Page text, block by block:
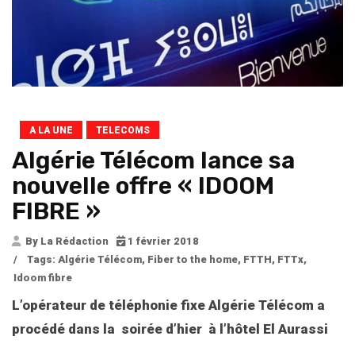
A LA UNE TELECOMS
Algérie Télécom lance sa
nouvelle offre « IDOOM
FIBRE »
By La Rédaction
1 février 2018
/
Tags: Algérie Télécom, Fiber to the home, FTTH, FTTx,
Idoom fibre
L’opérateur de téléphonie fixe Algérie Télécom a
procédé dans la soirée d’hier à l’hôtel El Aurassi